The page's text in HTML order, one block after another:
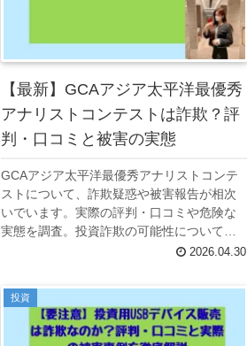
【最新】GCAアジア太平洋最優秀
アナリストコンテストは詐欺？評
判・口コミと被害の実態
GCAアジア太平洋最優秀アナリストコンテ
ストについて、詐欺疑惑や被害報告が相次
いでいます。実際の評判・口コミや危険な
実態を調査。投資詐欺の可能性について詳
2026.04.30
投資